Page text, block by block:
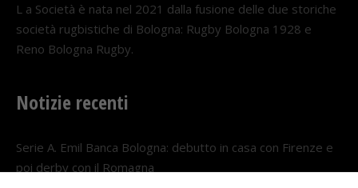
L a Società è nata nel 2021 dalla fusione delle due storiche
società rugbistiche di Bologna: Rugby Bologna 1928 e
Reno Bologna Rugby.
Notizie recenti
Serie A. Emil Banca Bologna: debutto in casa con Firenze e
poi derby con il Romagna